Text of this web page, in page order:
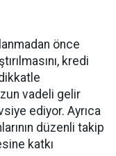
önce
kredi
vadeli gelir
ediyor. Ayrıca
düzenli takip
katkı